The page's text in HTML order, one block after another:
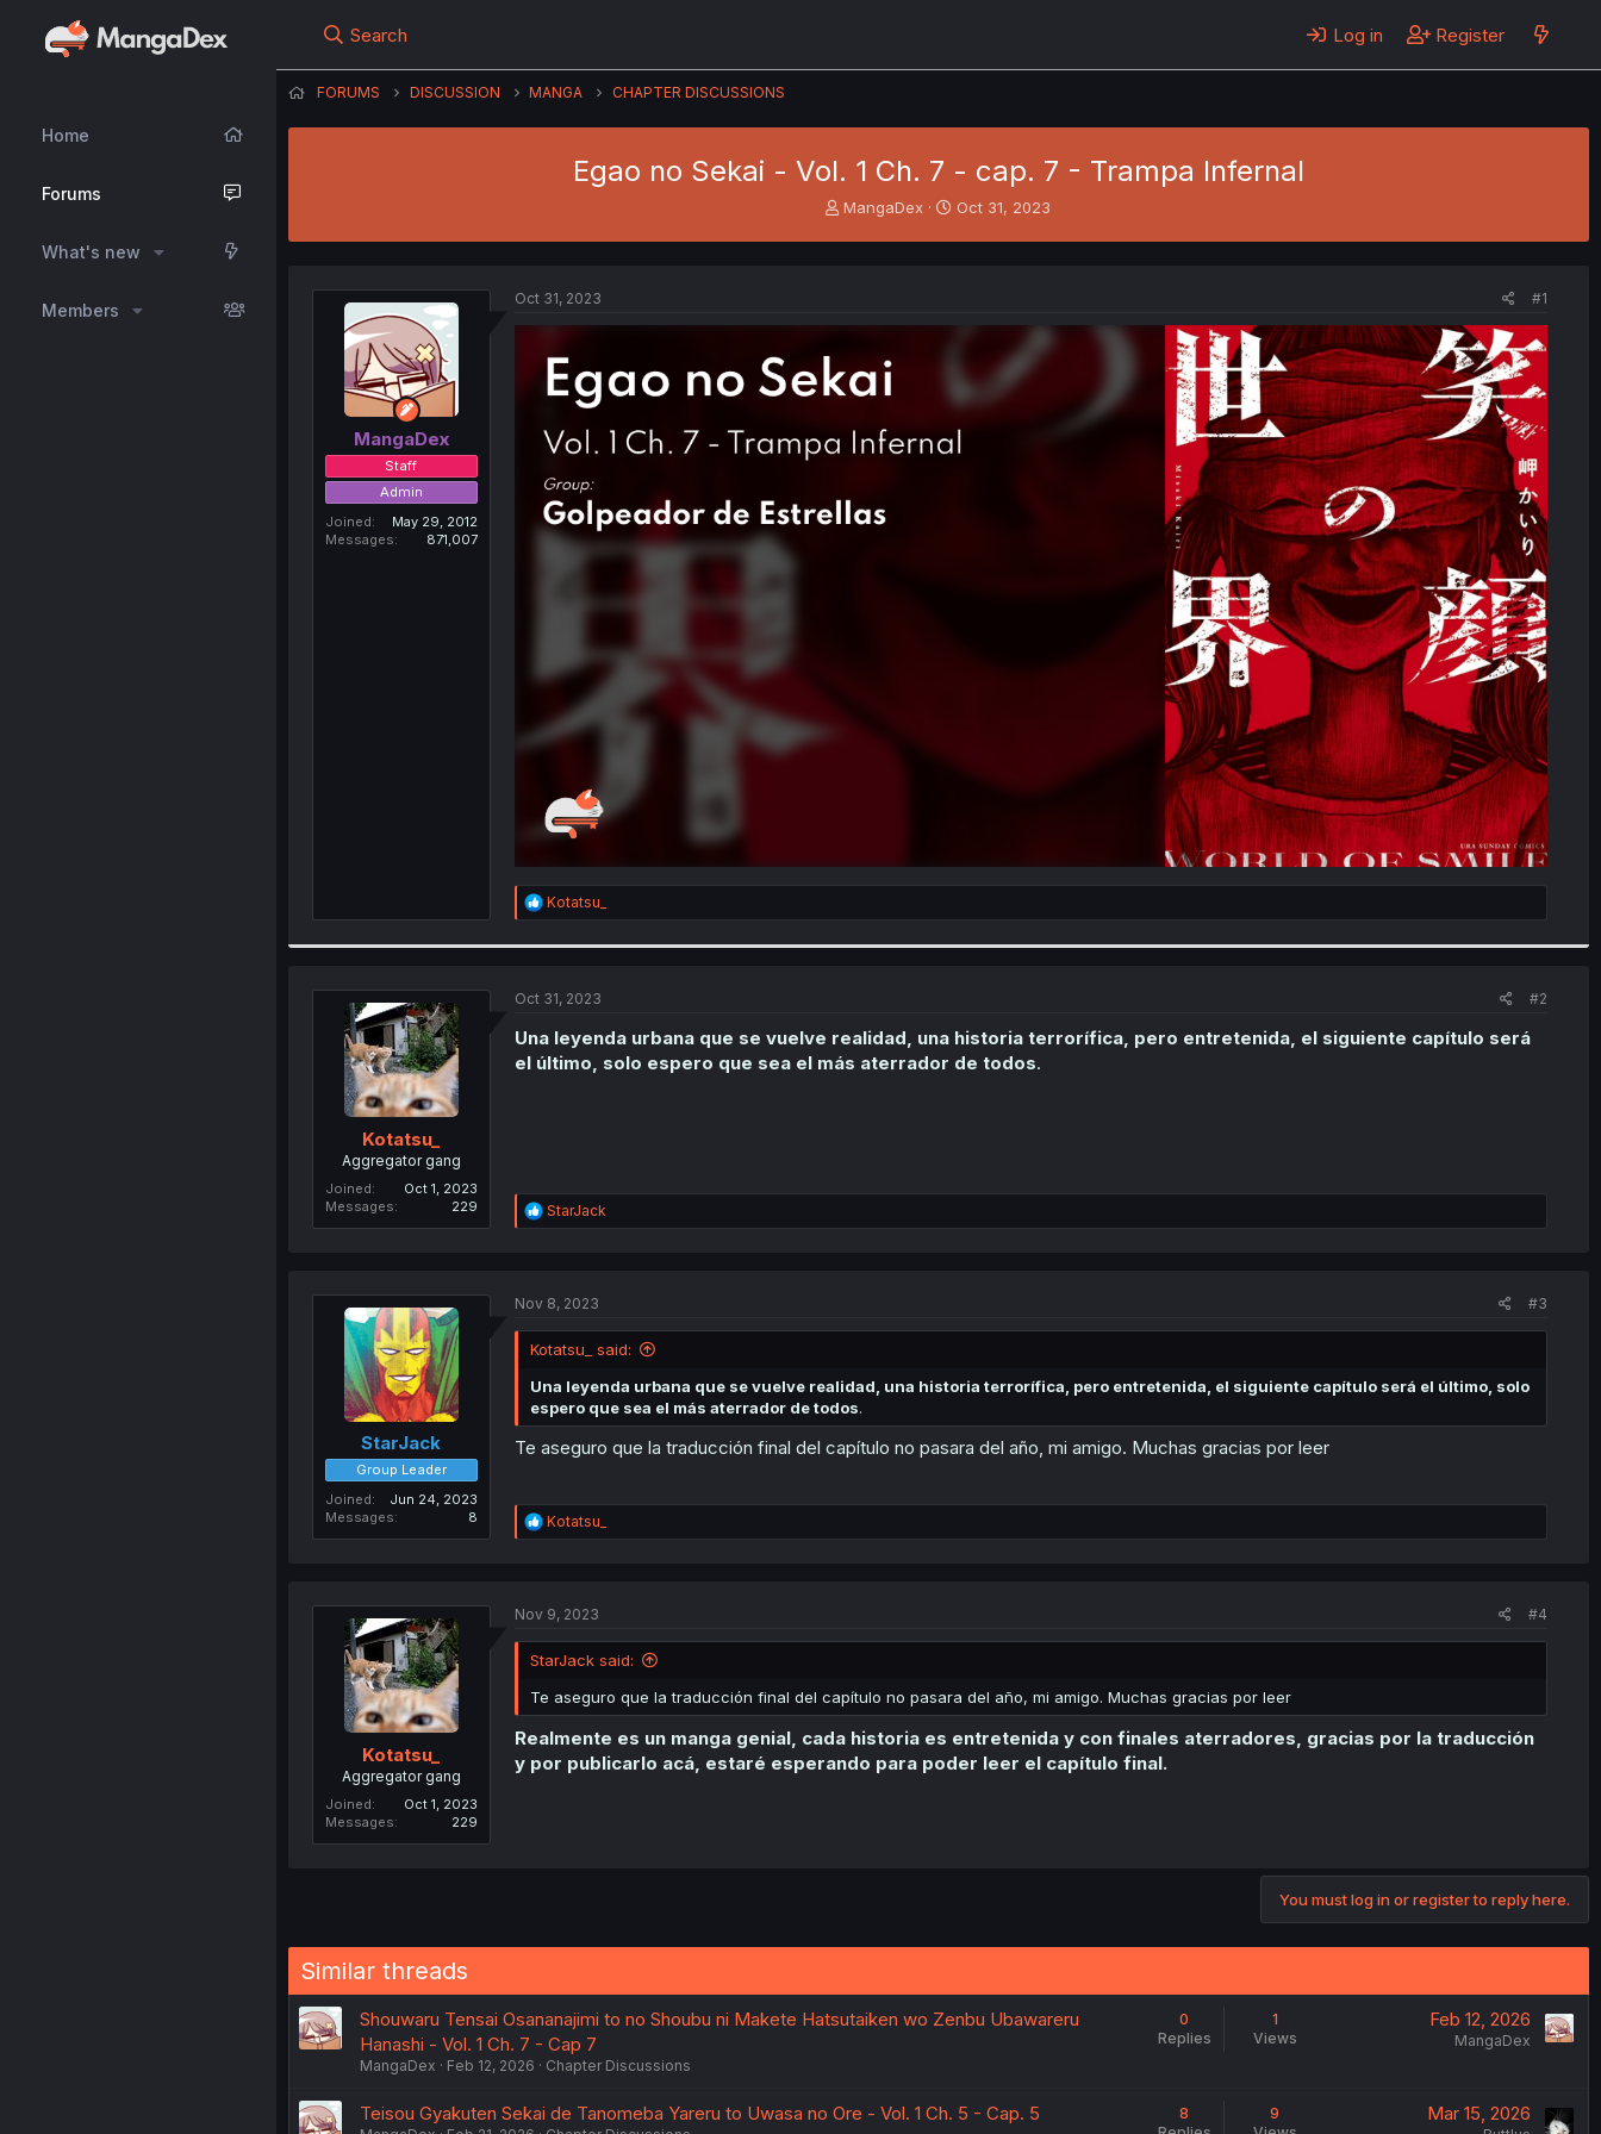
Home
Forums
What's new
Members
Search Log in Register
FORUMS DISCUSSION MANGA CHAPTER DISCUSSIONS
Egao no Sekai - Vol. 1 Ch. 7 - cap. 7 - Trampa Infernal
T
a
r
MangaDex
S
Oct 31, 2023
MangaDex
Staff
Admin
Joined
May 29, 2012
Messages
871,007
Oct 31, 2023 #1
R
e
i
n
s
:
Kotatsu_
Kotatsu_
Aggregator gang
Joined
Oct 1, 2023
Messages
229
Oct 31, 2023 #2
Una leyenda urbana que se vuelve realidad, una historia terrorífica, pero entretenida, el siguiente capítulo será
el último, solo espero que sea el más aterrador de todos.
R
e
i
n
:
StarJack
StarJack
Group Leader
Joined
Jun 24, 2023
Messages
8
Nov 8, 2023 #3
Kotatsu_ said:
Una leyenda urbana que se vuelve realidad, una historia terrorífica, pero entretenida, el siguiente capítulo será el último, solo
espero que sea el más aterrador de todos.
Te aseguro que la traducción final del capítulo no pasara del año, mi amigo. Muchas gracias por leer
R
e
i
n
:
Kotatsu_
Kotatsu_
Aggregator gang
Joined
Oct 1, 2023
Messages
229
Nov 9, 2023 #4
StarJack said:
Te aseguro que la traducción final del capítulo no pasara del año, mi amigo. Muchas gracias por leer
Realmente es un manga genial, cada historia es entretenida y con finales aterradores, gracias por la traducción
y por publicarlo acá, estaré esperando para poder leer el capítulo final.
You must log in or register to reply here.
Similar threads
Shouwaru Tensai Osananajimi to no Shoubu ni Makete Hatsutaiken wo Zenbu Ubawareru
Hanashi - Vol. 1 Ch. 7 - Cap 7
MangaDex Feb 12, 2026 Chapter Discussions
0
Replies
1
Views
Feb 12, 2026
MangaDex
Teisou Gyakuten Sekai de Tanomeba Yareru to Uwasa no Ore - Vol. 1 Ch. 5 - Cap. 5
8
9
Mar 15, 2026